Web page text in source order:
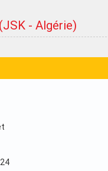
- Algérie)